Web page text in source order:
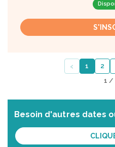
‹ 1 2
1 /
Besoin d'autres dates